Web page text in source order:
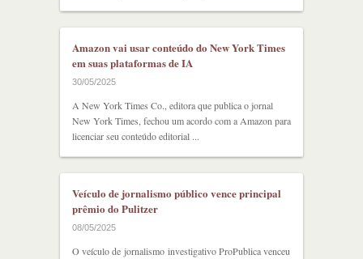
Amazon vai usar conteúdo do New York Times
em suas plataformas de IA
30/05/2025
A New York Times Co., editora que publica o jornal
New York Times, fechou um acordo com a Amazon para
licenciar seu conteúdo editorial ...
Veículo de jornalismo público vence principal
prêmio do Pulitzer
08/05/2025
O veículo de jornalismo investigativo ProPublica venceu